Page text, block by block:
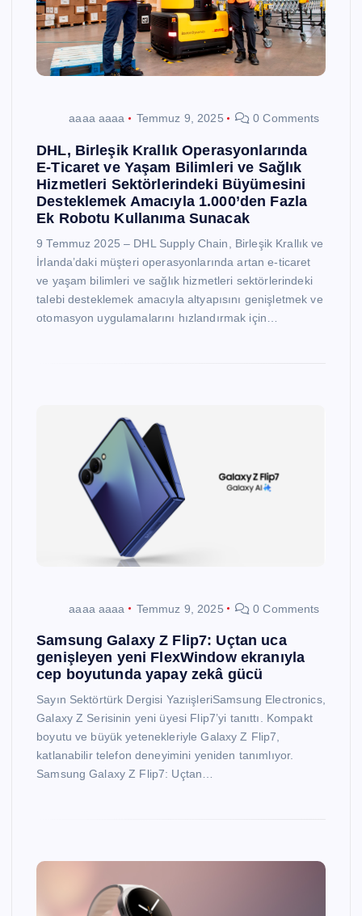
aaaa aaaa Temmuz 9, 2025 0 Comments
DHL, Birleşik Krallık Operasyonlarında
E-Ticaret ve Yaşam Bilimleri ve Sağlık
Hizmetleri Sektörlerindeki Büyümesini
Desteklemek Amacıyla 1.000’den Fazla
Ek Robotu Kullanıma Sunacak
9 Temmuz 2025 – DHL Supply Chain, Birleşik Krallık ve
İrlanda’daki müşteri operasyonlarında artan e-ticaret
ve yaşam bilimleri ve sağlık hizmetleri sektörlerindeki
talebi desteklemek amacıyla altyapısını genişletmek ve
otomasyon uygulamalarını hızlandırmak için…
aaaa aaaa Temmuz 9, 2025 0 Comments
Samsung Galaxy Z Flip7: Uçtan uca
genişleyen yeni FlexWindow ekranıyla
cep boyutunda yapay zekâ gücü
Sayın Sektörtürk Dergisi YazıişleriSamsung Electronics,
Galaxy Z Serisinin yeni üyesi Flip7’yi tanıttı. Kompakt
boyutu ve büyük yetenekleriyle Galaxy Z Flip7,
katlanabilir telefon deneyimini yeniden tanımlıyor.
Samsung Galaxy Z Flip7: Uçtan…